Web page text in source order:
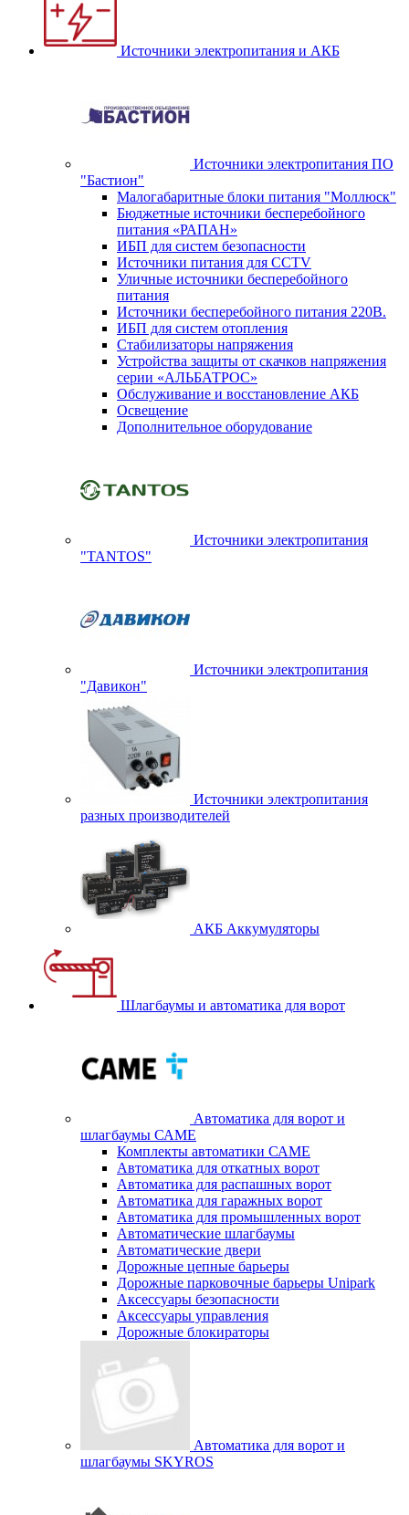
Источники электропитания и АКБ
Источники электропитания ПО
"Бастион"
Малогабаритные блоки питания "Моллюск"
Бюджетные источники бесперебойного
питания «РАПАН»
ИБП для систем безопасности
Источники питания для CCTV
Уличные источники бесперебойного
питания
Источники бесперебойного питания 220В.
ИБП для систем отопления
Стабилизаторы напряжения
Устройства защиты от скачков напряжения
серии «АЛЬБАТРОС»
Обслуживание и восстановление АКБ
Освещение
Дополнительное оборудование
Источники электропитания
"TANTOS"
Источники электропитания
"Давикон"
Источники электропитания
разных производителей
АКБ Аккумуляторы
Шлагбаумы и автоматика для ворот
Автоматика для ворот и
шлагбаумы САМЕ
Комплекты автоматики САМЕ
Автоматика для откатных ворот
Автоматика для распашных ворот
Автоматика для гаражных ворот
Автоматика для промышленных ворот
Автоматические шлагбаумы
Автоматические двери
Дорожные цепные барьеры
Дорожные парковочные барьеры Unipark
Аксессуары безопасности
Аксессуары управления
Дорожные блокираторы
Автоматика для ворот и
шлагбаумы SKYROS